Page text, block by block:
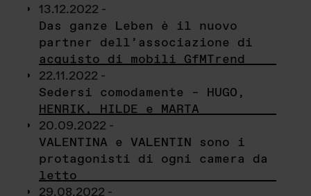
13.12.2022 -
Das ganze Leben è il nuovo
partner dell’associazione di
acquisto di mobili GfMTrend
22.11.2022 -
Sedersi comodamente – HUGO,
HENRIK, HILDE e MARTA
20.09.2022 -
VALENTINA e VALENTIN sono i
protagonisti di ogni camera da
letto
29.08.2022 -